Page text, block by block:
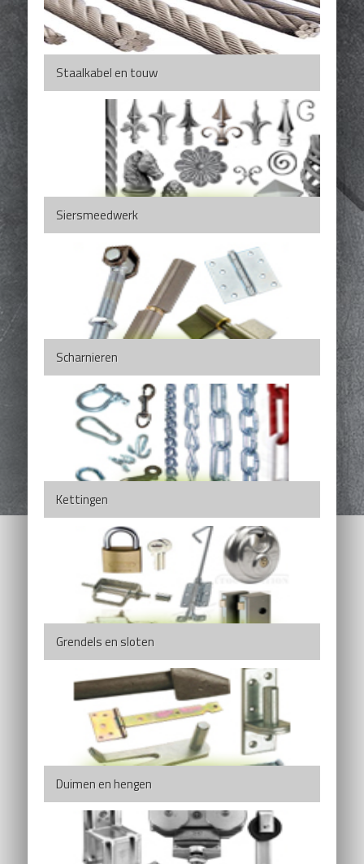
Staalkabel en touw
Siersmeedwerk
Scharnieren
Kettingen
Grendels en sloten
Duimen en hengen